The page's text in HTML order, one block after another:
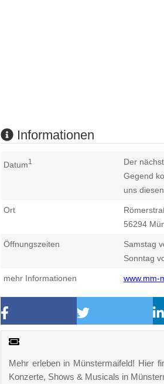
Informationen
Datum1
Der
Gegend
uns
Ort
56294
Öffnungszeiten
Samstag
Sonntag
mehr Informationen www.mm-
Mehr erleben in Münstermaifeld! Hier
Konzerte, Shows & Musicals in